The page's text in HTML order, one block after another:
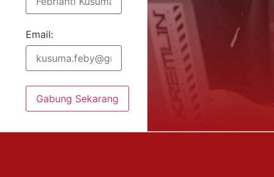
Email:
Gabung Sekarang